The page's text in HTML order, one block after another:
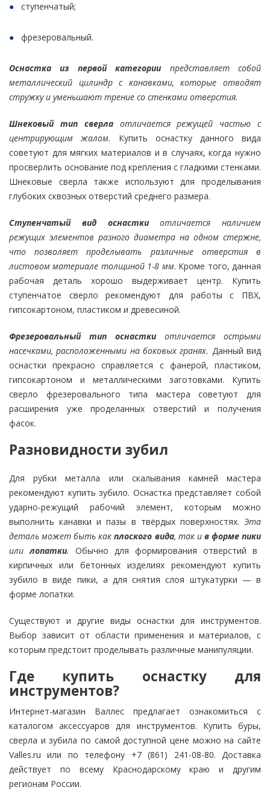
ступенчатый;
фрезеровальный.
Оснастка из первой категории представляет собой
металлический цилиндр с канавками, которые отводят
стружку и уменьшают трение со стенками отверстия.
Шнековый тип сверлаотличается режущей частью с
центрирующим жалом.
Купить оснастку данного вида
советуют для мягких материалов и в случаях, когда нужно
просверлить основание под крепления с гладкими стенками.
Шнековые сверла также используют для проделывания
глубоких сквозных отверстий среднего размера.
Ступенчатый вид оснасткиотличается наличием
режущих элементов разного диаметра на одном стержне,
что позволяет проделывать различные отверстия в
листовом материале толщиной 1-8 мм. Кроме того, данная
рабочая деталь хорошо выдерживает центр. Купить
ступенчатое сверло рекомендуют для работы с ПВХ,
гипсокартоном, пластиком и древесиной.
Фрезеровальный тип оснастки отличается острыми
насечками, расположенными на боковых гранях. Данный вид
оснастки прекрасно справляется с фанерой, пластиком,
гипсокартоном и металлическими заготовками. Купить
сверло фрезеровального типа мастера советуют для
расширения уже проделанных отверстий и получения
фасок.
Разновидности зубил
Для рубки металла или скалывания камней мастера
рекомендуют купить зубило. Оснастка представляет собой
ударно-режущий рабочий элемент, которым можно
выполнить канавки и пазы в твёрдых поверхностях. Эта
деталь может быть какплоского вида, так ив форме пики
илилопатки. Обычно для формирования отверстий в
кирпичных или бетонных изделиях рекомендуют купить
зубило в виде пики, а для снятия слоя штукатурки — в
форме лопатки.
Существуют и другие виды оснастки для инструментов.
Выбор зависит от области применения и материалов, с
которым предстоит проделывать различные манипуляции.
Где купить оснастку для
инструментов?
Интернет-магазин Валлес предлагает ознакомиться с
каталогом аксессуаров для инструментов. Купить буры,
сверла и зубила по самой доступной цене можно на сайте
Valles.ru или по телефону +7 (861) 241-08-80. Доставка
действует по всему Краснодарскому краю и другим
регионам России.